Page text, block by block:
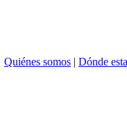
Quiénes somos | Dónde